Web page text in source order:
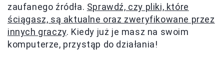
zaufanego źródła. Sprawdź, czy pliki, które
ściągasz, są aktualne oraz zweryfikowane przez
innych graczy. Kiedy już je masz na swoim
komputerze, przystąp do działania!